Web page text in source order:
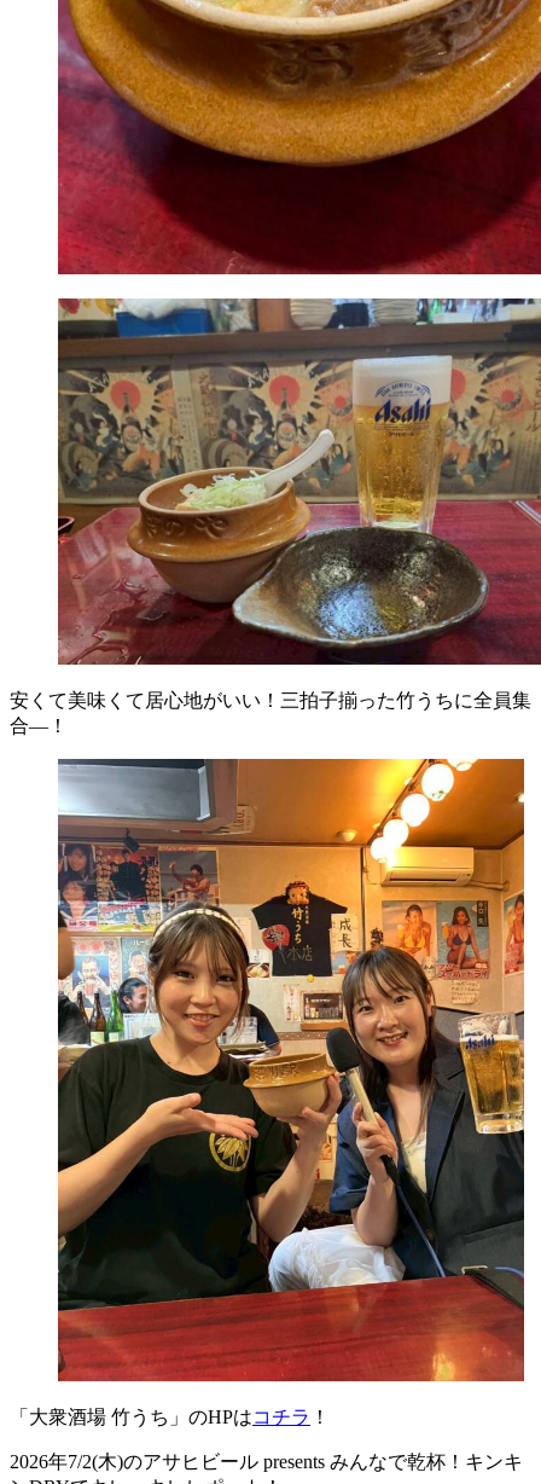
安くて美味くて居心地がいい！三拍子揃った竹うちに全員集
合―！
「大衆酒場 竹うち」のHPはコチラ ！
2026年7/2(木)のアサヒビール presents みんなで乾杯！キンキ